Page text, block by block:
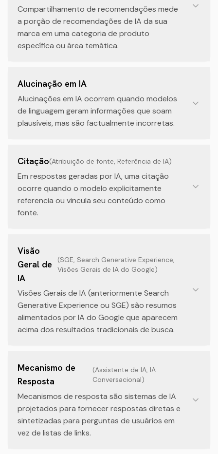
Compartilhamento de recomendações mede
a porção de recomendações de IA da sua
marca em uma categoria de produto
específica ou área temática.
Alucinação em IA
Alucinações em IA ocorrem quando modelos
de linguagem geram informações que soam
plausíveis, mas são factualmente incorretas.
Citação(Atribuição de fonte, Referência de IA)
Em respostas geradas por IA, uma citação
ocorre quando o modelo explicitamente
referencia ou vincula seu conteúdo como
fonte.
Visão
Geral de
IA
(SGE, Search Generative Experience,
Visões Gerais de IA do Google)
Visões Gerais de IA (anteriormente Search
Generative Experience ou SGE) são resumos
alimentados por IA do Google que aparecem
acima dos resultados tradicionais de busca.
Mecanismo de
Resposta
(Assistente de IA, IA
Conversacional)
Mecanismos de resposta são sistemas de IA
projetados para fornecer respostas diretas e
sintetizadas para perguntas de usuários em
vez de listas de links.